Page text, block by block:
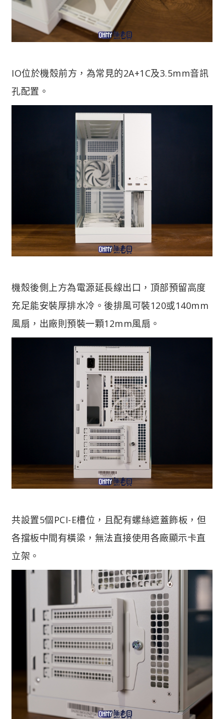
IO位於機殼前方，為常見的2A+1C及3.5mm音訊
孔配置。
機殼後側上方為電源延長線出口，頂部預留高度
充足能安裝厚排水冷。後排風可裝120或140mm
風扇，出廠則預裝一顆12mm風扇。
共設置5個PCI-E槽位，且配有螺絲遮蓋飾板，但
各擋板中間有橫梁，無法直接使用各廠顯示卡直
立架。